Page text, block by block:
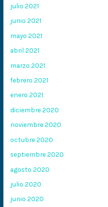
julio 2021
junio 2021
mayo 2021
abril 2021
marzo 2021
febrero 2021
enero 2021
diciembre 2020
noviembre 2020
octubre 2020
septiembre 2020
agosto 2020
julio 2020
junio 2020